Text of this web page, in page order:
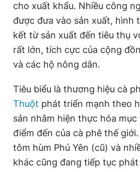
cho xuất khẩu. Nhiều công
được đưa vào sản xuất, hình
kết từ sản xuất đến tiêu thụ
rất lớn, tích cực của cộng
và các hộ nông dân.
Tiêu biểu là thương hiệu cà
Thuột phát triển mạnh theo
sản nhằm hiện thực hóa mục
điểm đến của cà phê thế
tôm hùm Phú Yên (cũ) và
khác cũng đang tiếp tục